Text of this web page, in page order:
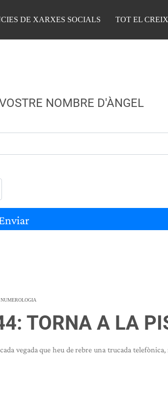
DE XARXES SOCIALS TOT EL
NOMBRE D'ÀNGEL
NUMEROLOGIA
TORNA A LA
vegada que heu de rebre una trucada